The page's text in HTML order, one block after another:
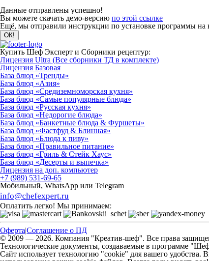
Данные отправлены успешно!
Вы можете скачать демо-версию по этой ссылке
Ещё, мы отправили инструкции по установке программы
Купить Шеф Эксперт и Сборники рецептур:
Лицензия Ultra (Все сборники ТД в комплекте)
Лицензия Базовая
База блюд «Тренды»
База блюд «Азия»
База блюд «Средиземноморская кухня»
База блюд «Самые популярные блюда»
База блюд «Русская кухня»
База блюд «Недорогие блюда»
База блюд «Банкетные блюда & Фуршеты»
База блюд «Фастфуд & Блинная»
База блюд «Блюда к пиву»
База блюд «Правильное питание»
База блюд «Гриль & Стейк Хаус»
База блюд «Десерты и выпечка»
Лицензия на доп. компьютер
+7 (989) 531-69-65
Мобильный, WhatsApp или Telegram
info@chefexpert.ru
Оплатить легко! Мы принимаем:
Оферта|Соглашение о ПД
© 2009 — 2026. Компания "Креатив-шеф". Все права
Технологические документы, создаваемые в программе
Сайт использует технологию "cookie" для вашего удобства.